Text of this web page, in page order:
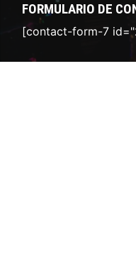
FORMULARIO DE
[contact-form-7